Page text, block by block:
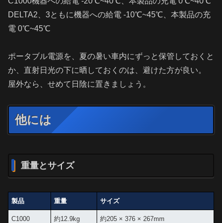
DELTA2、3ともに機器への給電 -10℃~45℃、本製品の充
電 0℃~45℃
ポータブル電源を、夏の暑い車内にずっと保管しておくと
か、直射日光の下に晒しておくのは、避けた方が良い。
屋外なら、せめて日陰に置きましょう。
他には
重量とサイズ
製品 重量 サイズ
C1000 約12.9kg 約205 × 376 × 267mm